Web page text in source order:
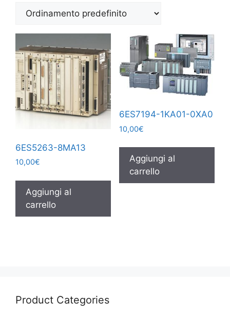
6ES5263-8MA13
10,00€
Aggiungi al
carrello
6ES7194-1KA01-0XA0
10,00€
Aggiungi al
carrello
Product Categories